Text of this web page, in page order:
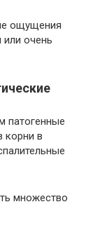
ощущения
или очень
патогенные
корни в
множество